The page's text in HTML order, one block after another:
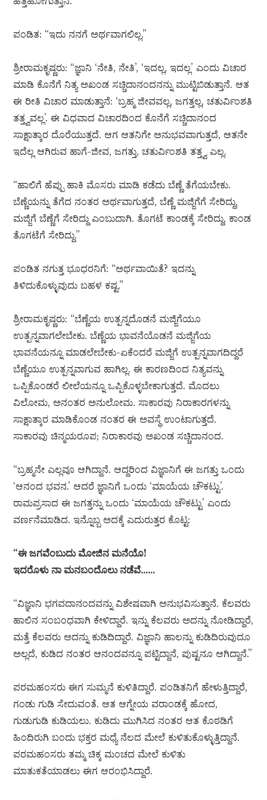
ಪಂಡಿತ: “ಇದು ನನಗೆ ಅರ್ಥವಾಗಲಿಲ್ಲ.”
ಶ್ರೀರಾಮಕೃಷ್ಣರು: “ಜ್ಞಾನಿ ‘ನೇತಿ, ನೇತಿ’, ‘ಇದಲ್ಲ, ಇದಲ್ಲ’ ಎಂದು ವಿಚಾರ
ಮಾಡಿ ಕೊನೆಗೆ ನಿತ್ಯ ಅಖಂಡ ಸಚ್ಚಿದಾನಂದನನ್ನು ಮುಟ್ಟಿಬಿಡುತ್ತಾನೆ. ಆತ
ಈ ರೀತಿ ವಿಚಾರ ಮಾಡುತ್ತಾನೆ: ‘ಬ್ರಹ್ಮ ಜೀವವಲ್ಲ, ಜಗತ್ತಲ್ಲ, ಚತುರ್ವಿಂಶತಿ
ತತ್ತ್ವವಲ್ಲ’. ಈ ವಿಧವಾದ ವಿಚಾರದಿಂದ ಕೊನೆಗೆ ಸಚ್ಚಿದಾನಂದ
ಸಾಕ್ಷಾತ್ಕಾರ ದೊರೆಯುತ್ತದೆ. ಆಗ ಆತನಿಗೇ ಅನುಭವವಾಗುತ್ತದೆ, ಆತನೇ
ಇದೆಲ್ಲ ಆಗಿರುವ ಹಾಗೆ-ಜೀವ, ಜಗತ್ತು, ಚತುರ್ವಿಂಶತಿ ತತ್ತ್ವ ಎಲ್ಲ.
“ಹಾಲಿಗೆ ಹೆಪ್ಪು ಹಾಕಿ ಮೊಸರು ಮಾಡಿ ಕಡೆದು ಬೆಣ್ಣೆ ತೆಗೆಯಬೇಕು.
ಬೆಣ್ಣೆಯನ್ನು ತೆಗೆದ ನಂತರ ಅರ್ಥವಾಗುತ್ತದೆ, ಬೆಣ್ಣೆ ಮಜ್ಜಿಗೆಗೆ ಸೇರಿದ್ದು,
ಮಜ್ಜಿಗೆ ಬೆಣ್ಣೆಗೆ ಸೇರಿದ್ದು ಎಂಬುದಾಗಿ. ತೊಗಟೆ ಕಾಂಡಕ್ಕೆ ಸೇರಿದ್ದು, ಕಾಂಡ
ತೊಗಟೆಗೆ ಸೇರಿದ್ದು.”
ಪಂಡಿತ ನಗುತ್ತ ಭೂಧರನಿಗೆ: “ಅರ್ಥವಾಯಿತೆ? ಇದನ್ನು
ತಿಳಿದುಕೊಳ್ಳುವುದು ಬಹಳ ಕಷ್ಟ.”
ಶ್ರೀರಾಮಕೃಷ್ಣರು: “ಬೆಣ್ಣೆಯ ಉತ್ಪನ್ನದೊಡನೆ ಮಜ್ಜಿಗೆಯೂ
ಉತ್ಪನ್ನವಾಗಲೇಬೇಕು. ಬೆಣ್ಣೆಯ ಭಾವನೆಯೊಡನೆ ಮಜ್ಜಿಗೆಯ
ಭಾವನೆಯನ್ನೂ ಮಾಡಲೇಬೇಕು-ಏಕೆಂದರೆ ಮಜ್ಜಿಗೆ ಉತ್ಪನ್ನವಾಗದಿದ್ದರೆ
ಬೆಣ್ಣೆಯೂ ಉತ್ಪನ್ನವಾಗುವ ಹಾಗಿಲ್ಲ. ಈ ಕಾರಣದಿಂದ ನಿತ್ಯವನ್ನು
ಒಪ್ಪಿಕೊಂಡರೆ ಲೀಲೆಯನ್ನೂ ಒಪ್ಪಿಕೊಳ್ಳಬೇಕಾಗುತ್ತದೆ. ಮೊದಲು
ವಿಲೋಮ, ಅನಂತರ ಅನುಲೋಮ. ಸಾಕಾರವು ನಿರಾಕಾರಗಳನ್ನು
ಸಾಕ್ಷಾತ್ಕಾರ ಮಾಡಿಕೊಂಡ ನಂತರ ಈ ಅವಸ್ಥೆ ಉಂಟಾಗುತ್ತದೆ.
ಸಾಕಾರವು ಚಿನ್ಮಯರೂಪ; ನಿರಾಕಾರವು ಅಖಂಡ ಸಚ್ಚಿದಾನಂದ.
“ಬ್ರಹ್ಮನೇ ಎಲ್ಲವೂ ಆಗಿದ್ದಾನೆ. ಆದ್ದರಿಂದ ವಿಜ್ಞಾನಿಗೆ ಈ ಜಗತ್ತು ಒಂದು
‘ಆನಂದ ಭವನ.’ ಆದರೆ ಜ್ಞಾನಿಗೆ ಒಂದು ‘ಮಾಯೆಯ ಚೌಕಟ್ಟು’.
ರಾಮಪ್ರಸಾದ ಈ ಜಗತ್ತನ್ನು ಒಂದು ‘ಮಾಯೆಯ ಚೌಕಟ್ಟು’ ಎಂದು
ವರ್ಣನೆಮಾಡಿದ. ಇನ್ನೊಬ್ಬ ಅದಕ್ಕೆ ಎದುರುತ್ತರ ಕೊಟ್ಟ:
“ಈ ಜಗವೆಂಬುದು ಮೋಜಿನ ಮನೆಯೊ!
ಇದರೊಳು ನಾ ಮನಬಂದೊಲು ನಡೆವೆ……
“ವಿಜ್ಞಾನಿ ಭಗವದಾನಂದವನ್ನು ವಿಶೇಷವಾಗಿ ಅನುಭವಿಸುತ್ತಾನೆ. ಕೆಲವರು
ಹಾಲಿನ ಸಂಬಂಧವಾಗಿ ಕೇಳಿದ್ದಾರೆ. ಇನ್ನು ಕೆಲವರು ಅದನ್ನು ನೋಡಿದ್ದಾರೆ,
ಮತ್ತೆ ಕೆಲವರು ಅದನ್ನು ಕುಡಿದಿದ್ದಾರೆ. ವಿಜ್ಞಾನಿ ಹಾಲನ್ನು ಕುಡಿದಿರುವುದೂ
ಅಲ್ಲದೆ, ಕುಡಿದ ನಂತರ ಆನಂದವನ್ನೂ ಪಟ್ಟಿದ್ದಾನೆ, ಪುಷ್ಟನೂ ಆಗಿದ್ದಾನೆ.”
ಪರಮಹಂಸರು ಈಗ ಸುಮ್ಮನೆ ಕುಳಿತಿದ್ದಾರೆ. ಪಂಡಿತನಿಗೆ ಹೇಳುತ್ತಿದ್ದಾರೆ,
ಗಂಡು ಗುಡಿ ಸೇದುವಂತೆ. ಆತ ಆಗ್ನೇಯ ವರಾಂಡಕ್ಕೆ ಹೋದ,
ಗುಡುಗುಡಿ ಕುಡಿಯಲು. ಕುಡಿದು ಮುಗಿಸಿದ ನಂತರ ಆತ ಕೊಠಡಿಗೆ
ಹಿಂದಿರುಗಿ ಬಂದು ಭಕ್ತರ ಮಧ್ಯೆ ನೆಲದ ಮೇಲೆ ಕುಳಿತುಕೊಳ್ಳುತ್ತಿದ್ದಾನೆ.
ಪರಮಹಂಸರು ತಮ್ಮ ಚಿಕ್ಕ ಮಂಚದ ಮೇಲೆ ಕುಳಿತು
ಮಾತುಕತೆಯಾಡಲು ಈಗ ಆರಂಭಿಸಿದ್ದಾರೆ.